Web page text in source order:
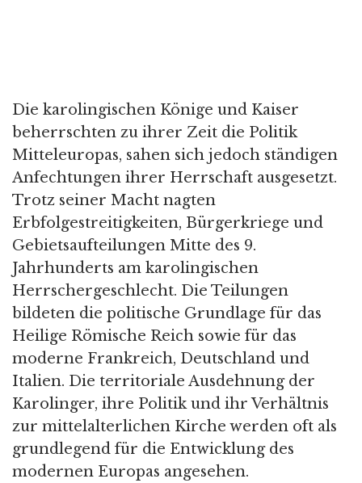
Die karolingischen Könige und Kaiser
beherrschten zu ihrer Zeit die Politik
Mitteleuropas, sahen sich jedoch ständigen
Anfechtungen ihrer Herrschaft ausgesetzt.
Trotz seiner Macht nagten
Erbfolgestreitigkeiten, Bürgerkriege und
Gebietsaufteilungen Mitte des 9.
Jahrhunderts am karolingischen
Herrschergeschlecht. Die Teilungen
bildeten die politische Grundlage für das
Heilige Römische Reich sowie für das
moderne Frankreich, Deutschland und
Italien. Die territoriale Ausdehnung der
Karolinger, ihre Politik und ihr Verhältnis
zur mittelalterlichen Kirche werden oft als
grundlegend für die Entwicklung des
modernen Europas angesehen.